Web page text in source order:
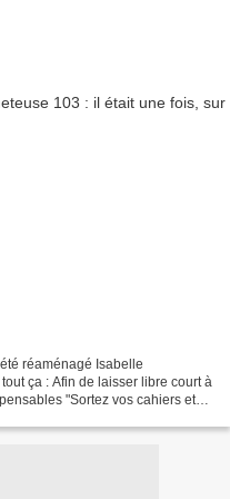
réaménagé Isabelle
ça : Afin de laisser libre court à
"Sortez vos cahiers et